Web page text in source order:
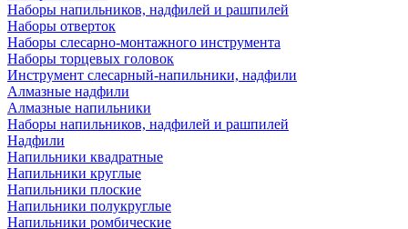
Наборы напильников, надфилей и рашпилей
Наборы отверток
Наборы слесарно-монтажного инструмента
Наборы торцевых головок
Инструмент слесарный-напильники, надфили
Алмазные надфили
Алмазные напильники
Наборы напильников, надфилей и рашпилей
Надфили
Напильники квадратные
Напильники круглые
Напильники плоские
Напильники полукруглые
Напильники ромбические